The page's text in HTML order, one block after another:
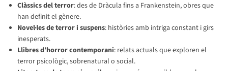
Clàssics del terror: des de Dràcula fins a Frankenstein, obres que
han definit el gènere.
Novel·les de terror i suspens: històries amb intriga constant i girs
inesperats.
Llibres d’horror contemporani: relats actuals que exploren el
terror psicològic, sobrenatural o social.